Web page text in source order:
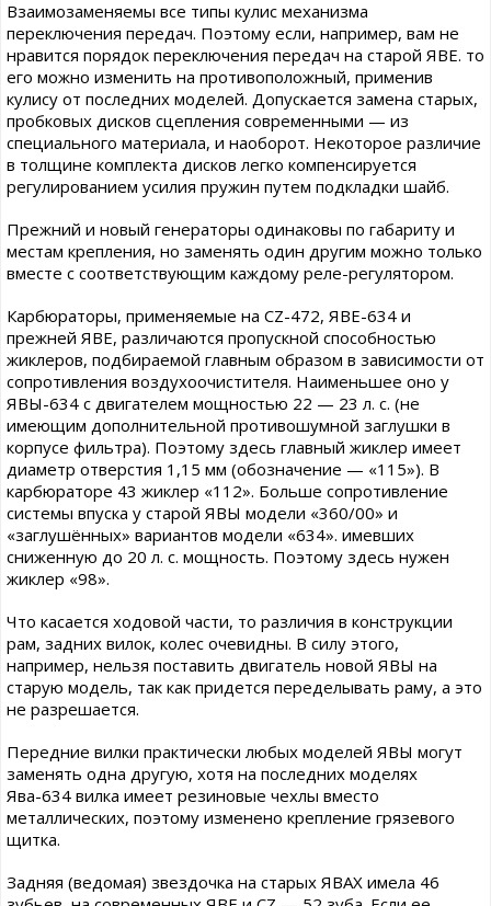
Взаимозаменяемы все типы кулис механизма
переключения передач. Поэтому если, например, вам не
нравится порядок переключения передач на старой ЯВЕ. то
его можно изменить на противоположный, применив
кулису от последних моделей. Допускается замена старых,
пробковых дисков сцепления современными — из
специального материала, и наоборот. Некоторое различие
в толщине комплекта дисков легко компенсируется
регулированием усилия пружин путем подкладки шайб.
Прежний и новый генераторы одинаковы по габариту и
местам крепления, но заменять один другим можно только
вместе с соответствующим каждому реле-регулятором.
Карбюраторы, применяемые на CZ-472, ЯВЕ-634 и
прежней ЯВЕ, различаются пропускной способностью
жиклеров, подбираемой главным образом в зависимости от
сопротивления воздухоочистителя. Наименьшее оно у
ЯВЫ-634 с двигателем мощностью 22 — 23 л. с. (не
имеющим дополнительной противошумной заглушки в
корпусе фильтра). Поэтому здесь главный жиклер имеет
диаметр отверстия 1,15 мм (обозначение — «115»). В
карбюраторе 43 жиклер «112». Больше сопротивление
системы впуска у старой ЯВЫ модели «360/00» и
«заглушённых» вариантов модели «634». имевших
сниженную до 20 л. с. мощность. Поэтому здесь нужен
жиклер «98».
Что касается ходовой части, то различия в конструкции
рам, задних вилок, колес очевидны. В силу этого,
например, нельзя поставить двигатель новой ЯВЫ на
старую модель, так как придется переделывать раму, а это
не разрешается.
Передние вилки практически любых моделей ЯВЫ могут
заменять одна другую, хотя на последних моделях
Ява-634 вилка имеет резиновые чехлы вместо
металлических, поэтому изменено крепление грязевого
щитка.
Задняя (ведомая) звездочка на старых ЯВАХ имела 46